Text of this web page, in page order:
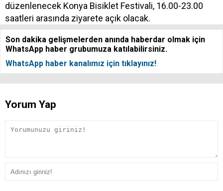
düzenlenecek Konya Bisiklet Festivali, 16.00-23.00
saatleri arasında ziyarete açık olacak.
Son dakika gelişmelerden anında haberdar olmak için
WhatsApp haber grubumuza katılabilirsiniz.
WhatsApp haber kanalımız için tıklayınız!
Yorum Yap